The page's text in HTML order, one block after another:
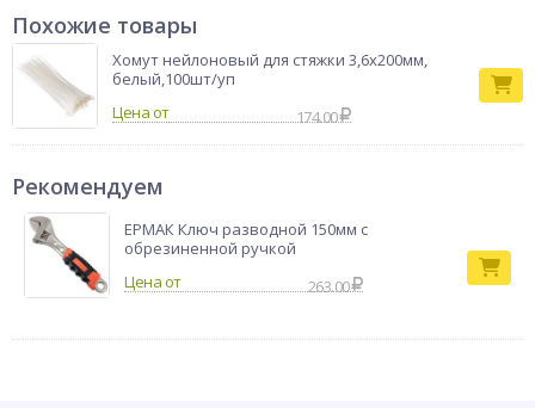
Похожие товары
Хомут нейлоновый для стяжки 3,6х200мм,
белый,100шт/уп
Цена от
174.00
Рекомендуем
ЕРМАК Ключ разводной 150мм с
обрезиненной ручкой
263.00